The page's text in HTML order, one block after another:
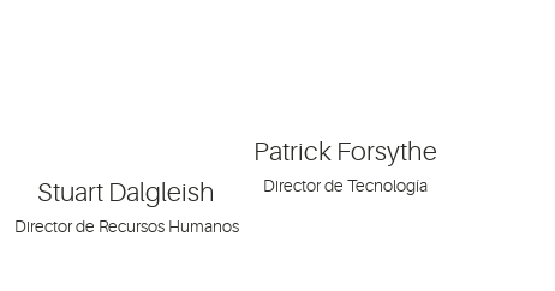
Stuart Dalgleish
Director de Recursos Humanos
Patrick Forsythe
Director de Tecnología